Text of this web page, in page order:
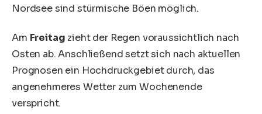
Nordsee sind stürmische Böen möglich.
Am Freitag zieht der Regen voraussichtlich nach
Osten ab. Anschließend setzt sich nach aktuellen
Prognosen ein Hochdruckgebiet durch, das
angenehmeres Wetter zum Wochenende
verspricht.